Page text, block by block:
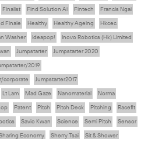
Finalist Find Solution Ai Fintech
Francis Ngai
Finale Healthy Healthy Ageing
Hkcec
Washer Ideapop!
Inovo Robotics (Hk) Limited
Jumpstarter
Jumpstarter 2020
2019
corporate
Jumpstarter2017
Lt Lam Mad Gaze Nanomaterial
Norma
Patent Pitch Pitch Deck Pitching
Racefit
Savio Kwan Science Semi Pitch
Sensor
Economy Sherry Tsai
Sit & Shower